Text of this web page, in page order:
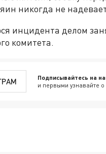
никогда не
инцидента делом
комитета.
Подписывайтесь на
и первыми узнавайте